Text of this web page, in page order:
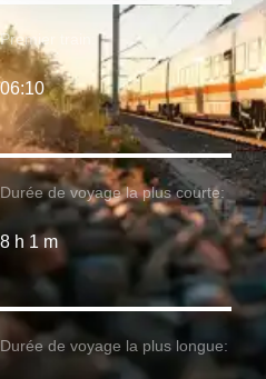
Durée de voyage la plus courte:
8 h 1 m
Premier train:
06:10
Durée de voyage la plus longue: